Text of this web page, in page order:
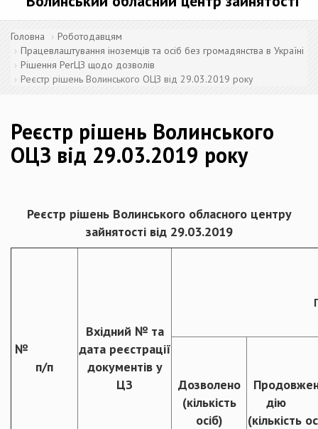
Головна
Роботодавцям
Працевлаштування іноземців та осіб без громадянства в Україні
Рішення РегЦЗ щодо дозволів
Реєстр рішень Волинського ОЦЗ від 29.03.2019 року
Реєстр рішень Волинського
ОЦЗ від 29.03.2019 року
Реєстр рішень Волинського обласного центру
зайнятості від 29.03.2019
№
п/п
Вхідний № та
дата реєстрації
документів у
ЦЗ
Дозволено
(кількість
осіб)
дію
(кількість